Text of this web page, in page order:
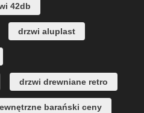
42db
drzwi aluplast
drzwi drewniane retro
barański ceny